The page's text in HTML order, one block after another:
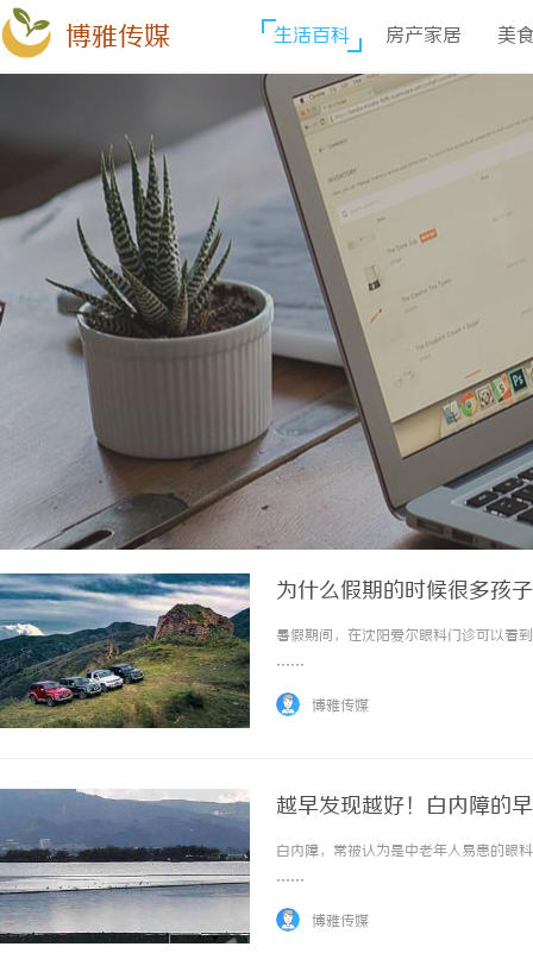
博雅传媒 生活百科 房产家居 美
为什么假期的时候很多孩
暑假期间，在沈阳爱尔眼科门诊可以看
……
博雅传媒
越早发现越好！白内障的
白内障，常被认为是中老年人易患的眼
……
博雅传媒